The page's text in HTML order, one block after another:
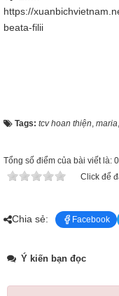
https://
beata-filii
Tags: tcv hoan thiện, maria,
Tổng số điểm của bài viết là:
Click để
Chia sẻ: Facebook
Ý kiến bạn đọc